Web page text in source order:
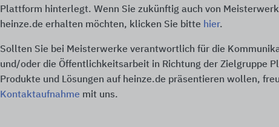
Plattform hinterlegt. Wenn Sie zukünftig auch von
heinze.de erhalten möchten, klicken Sie bitte hier.
Sollten Sie bei Meisterwerke verantwortlich für die
und/oder die Öffentlichkeitsarbeit in Richtung der Zielgruppe
Produkte und Lösungen auf heinze.de präsentieren wollen,
Kontaktaufnahme mit uns.